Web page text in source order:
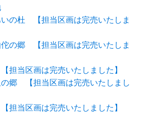
の杜 【担当区画は完売いたしま
の郷 【担当区画は完売いたしま
担当区画は完売いたしました】
郷 【担当区画は完売いたしまし
担当区画は完売いたしました】